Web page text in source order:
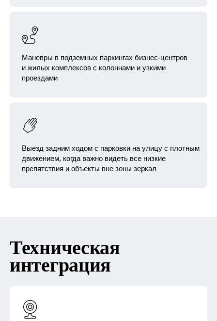
Маневры в подземных паркингах бизнес‑центров
и жилых комплексов с колоннами и узкими
проездами
Выезд задним ходом с парковки на улицу с плотным
движением, когда важно видеть все низкие
препятствия и объекты вне зоны зеркал
Техническая
интеграция